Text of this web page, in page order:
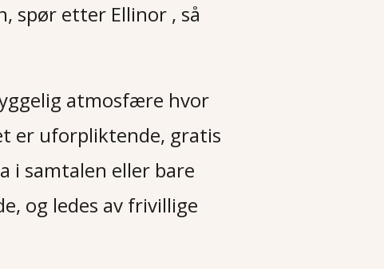
spør etter Ellinor , så
atmosfære hvor
er uforpliktende, gratis
i samtalen eller bare
og ledes av frivillige